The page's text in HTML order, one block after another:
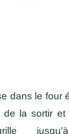
dans le four
de la sortir et